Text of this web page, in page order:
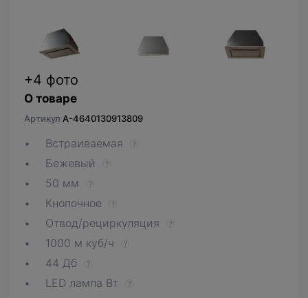
+4 фото
О товаре
Артикул A-4640130913809
Встраиваемая ?
Бежевый ?
50 мм ?
Кнопочное ?
Отвод/рециркуляция ?
1000 м куб/ч ?
44 Дб ?
LED лампа Вт ?